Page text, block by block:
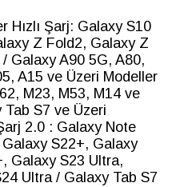
Hızlı Şarj: Galaxy S10
Z Fold2, Galaxy Z
Galaxy A90 5G, A80,
A15 ve Üzeri Modeller
M23, M53, M14 ve
S7 ve Üzeri
2.0 : Galaxy Note
S22+, Galaxy
Galaxy S23 Ultra,
Ultra / Galaxy Tab S7